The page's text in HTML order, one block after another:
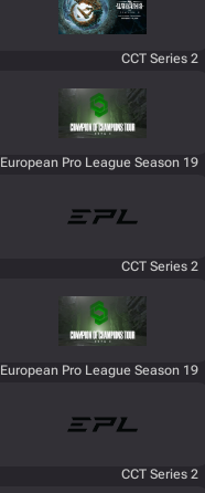
CCT Series 2
European Pro League Season 19
CCT Series 2
European Pro League Season 19
CCT Series 2